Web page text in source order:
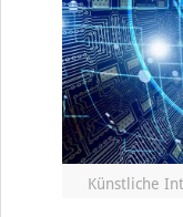
Künstliche